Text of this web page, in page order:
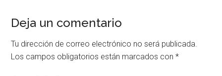
Deja un comentario
Tu dirección de correo electrónico no será publicada.
Los campos obligatorios están marcados con*